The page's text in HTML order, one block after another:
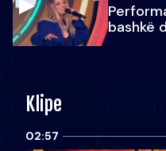
bashkë
Klipe
02:57